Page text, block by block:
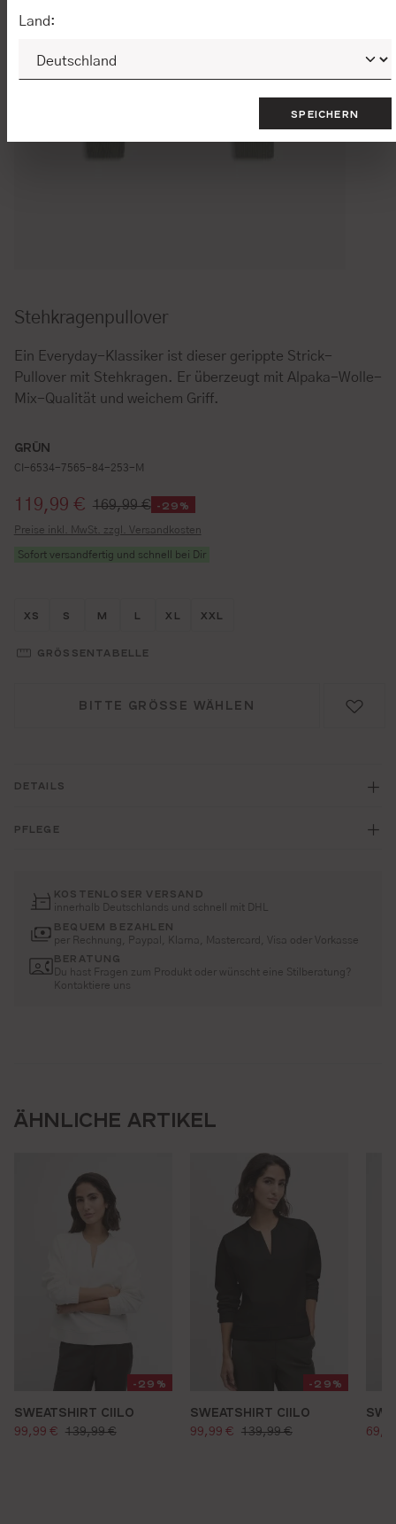
Stehkragenpullover
Ein Everyday-Klassiker ist dieser gerippte Strick-
Pullover mit Stehkragen. Er überzeugt mit Alpaka-Wolle-
Mix-Qualität und weichem Griff.
GRÜN
CI-6534-7565-84-253-M
Verkaufspreis:
119,99 € 169,99 € -29%
Preise inkl. MwSt. zzgl. Versandkosten
Sofort versandfertig und schnell bei Dir
Größe wählen
XS Größe wählen
S Größe wählen
M Größe wählen
L Größe wählen
XL Größe wählen
XXL
GRÖSSENTABELLE
BITTE GRÖSSE WÄHLEN
DETAILS
PFLEGE
KOSTENLOSER VERSAND
innerhalb Deutschlands und schnell mit DHL
BEQUEM BEZAHLEN
per Rechnung, Paypal, Klarna, Mastercard, Visa oder Vorkasse
BERATUNG
Du hast Fragen zum Produkt oder wünscht eine Stilberatung?
Kontaktiere uns
ÄHNLICHE ARTIKEL
-29%
SWEATSHIRT CIILO
verkaufspreis:
99,99 € regulärer preis:
139,99 €
-29%
SWEATSHIRT CIILO
verkaufspreis:
99,99 € regulärer preis:
139,99 €
Land:
SPEICHERN